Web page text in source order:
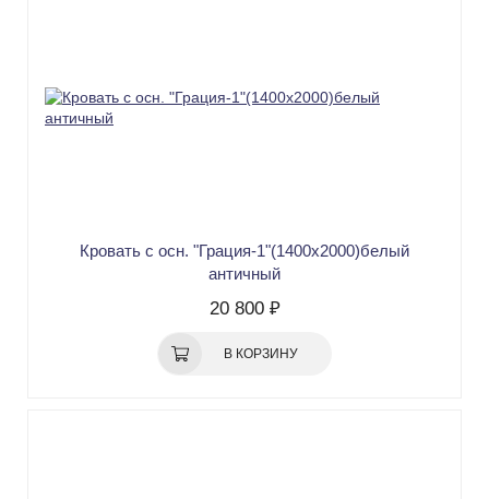
Кровать с осн. "Грация-1"(1400х2000)белый
античный
20 800 ₽
В КОРЗИНУ